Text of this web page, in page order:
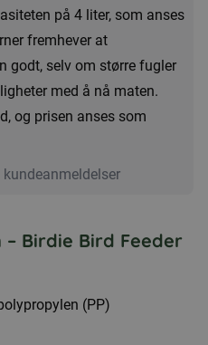
på 4 liter, som anses
fremhever at
godt, selv om større fugler
med å nå maten.
og prisen anses som
Birdie Bird Feeder
(PP)